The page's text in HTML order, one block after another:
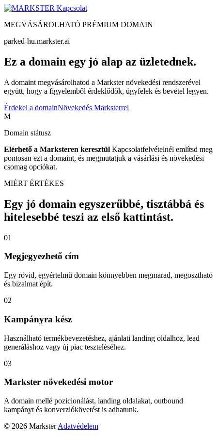
Kapcsolat
MEGVÁSÁROLHATÓ PRÉMIUM DOMAIN
parked-hu.markster.ai
Ez a domain egy jó alap az üzletednek.
A domaint megvásárolhatod a Markster növekedési rendszerével
együtt, hogy a figyelemből érdeklődők, ügyfelek és bevétel legyen.
Érdekel a domainNövekedés Marksterrel
M
Domain státusz
Elérhető a Marksteren keresztül Kapcsolatfelvételnél említsd meg
pontosan ezt a domaint, és megmutatjuk a vásárlási és növekedési
csomag opciókat.
MIÉRT ÉRTÉKES
Egy jó domain egyszerűbbé, tisztábbá és
hitelesebbé teszi az első kattintást.
01
Megjegyezhető cím
Egy rövid, egyértelmű domain könnyebben megmarad, megosztható
és bizalmat épít.
02
Kampányra kész
Használható termékbevezetéshez, ajánlati landing oldalhoz, lead
generáláshoz vagy új piac teszteléséhez.
03
Markster növekedési motor
A domain mellé pozicionálást, landing oldalakat, outbound
kampányt és konverziókövetést is adhatunk.
© 2026 Markster Adatvédelem